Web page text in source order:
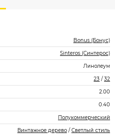
Bonus (Бонус)
Sinteros (Синтерос)
Линолеум
23 / 32
2.00
0.40
Полукоммерческий
Винтажное дерево / Светлый стиль